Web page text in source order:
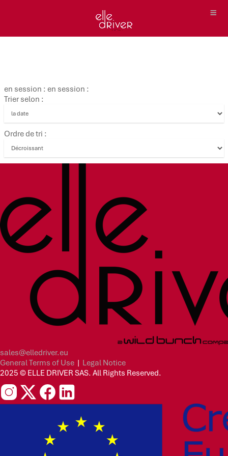
en session : en session :
Trier selon :
Ordre de tri :
sales@elledriver.eu
General Terms of Use | Legal Notice
2025 © ELLE DRIVER SAS. All Rights Reserved.